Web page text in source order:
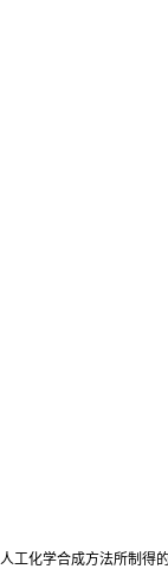
工化学合成方法所制得